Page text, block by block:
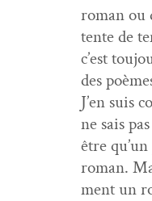
roman ou
tente de
c’est
des
J’en suis
ne sais
être
roman.
ment un